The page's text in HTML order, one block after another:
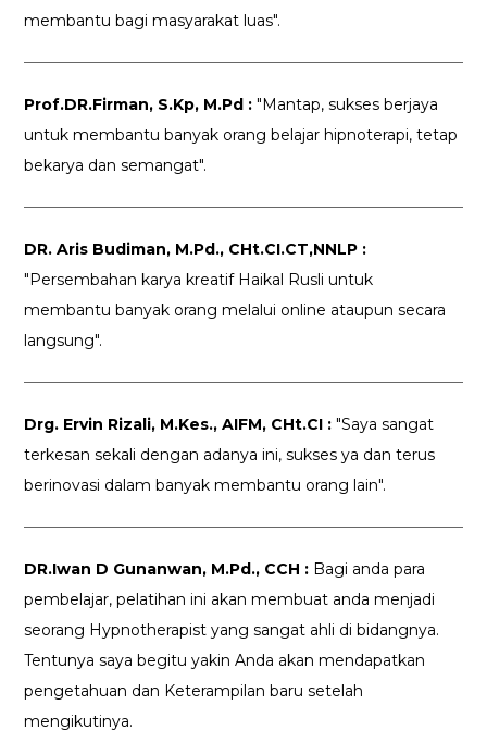
membantu bagi masyarakat luas".
Prof.DR.Firman, S.Kp, M.Pd : "Mantap, sukses berjaya
untuk membantu banyak orang belajar hipnoterapi, tetap
bekarya dan semangat".
DR. Aris Budiman, M.Pd., CHt.CI.CT,NNLP :
"Persembahan karya kreatif Haikal Rusli untuk
membantu banyak orang melalui online ataupun secara
langsung".
Drg. Ervin Rizali, M.Kes., AIFM, CHt.CI : "Saya sangat
terkesan sekali dengan adanya ini, sukses ya dan terus
berinovasi dalam banyak membantu orang lain".
DR.Iwan D Gunanwan, M.Pd., CCH : Bagi anda para
pembelajar, pelatihan ini akan membuat anda menjadi
seorang Hypnotherapist yang sangat ahli di bidangnya.
Tentunya saya begitu yakin Anda akan mendapatkan
pengetahuan dan Keterampilan baru setelah
mengikutinya.